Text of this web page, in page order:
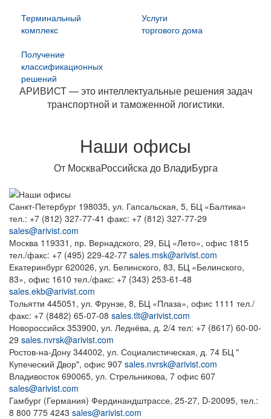
Терминальный
комплекс
Услуги
торгового дома
Получение
классификационных
решений
АРИВИСТ — это интеллектуальные решения задач
транспортной и таможенной логистики.
Наши офисы
От МоскваРоссийска до ВладиБурга
Санкт-Петербург 198035, ул. Гапсальская, 5, БЦ «Балтика»
тел.: +7 (812) 327-77-41 факс: +7 (812) 327-77-29
sales@arivist.com
Москва 119331, пр. Вернадского, 29, БЦ «Лето», офис 1815
тел./факс: +7 (495) 229-42-77 sales.msk@arivist.com
Екатеринбург 620026, ул. Белинского, 83, БЦ «Белинского,
83», офис 1610 тел./факс: +7 (343) 253-61-48
sales.ekb@arivist.com
Тольятти 445051, ул. Фрунзе, 8, БЦ «Плаза», офис 1111 тел./
факс: +7 (8482) 65-07-08 sales.tlt@arivist.com
Новороссийск 353900, ул. Леднёва, д. 2/4 тел: +7 (8617) 60-00-
29 sales.nvrsk@arivist.com
Ростов-на-Дону 344002, ул. Социалистическая, д. 74 БЦ "
Купеческий Двор", офис 907 sales.nvrsk@arivist.com
Владивосток 690065, ул. Стрельникова, 7 офис 607
sales@arivist.com
Гамбург (Германия) Фердинандштрассе, 25-27, D-20095, тел.:
8 800 775 4243 sales@arivist.com